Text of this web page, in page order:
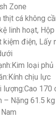
Zone
thịt cá không
linh hoạt,
điện, Lấy
Kim loại phủ
Kính chịu lực
lượng:Cao 170
– Nặng 61.5 kg